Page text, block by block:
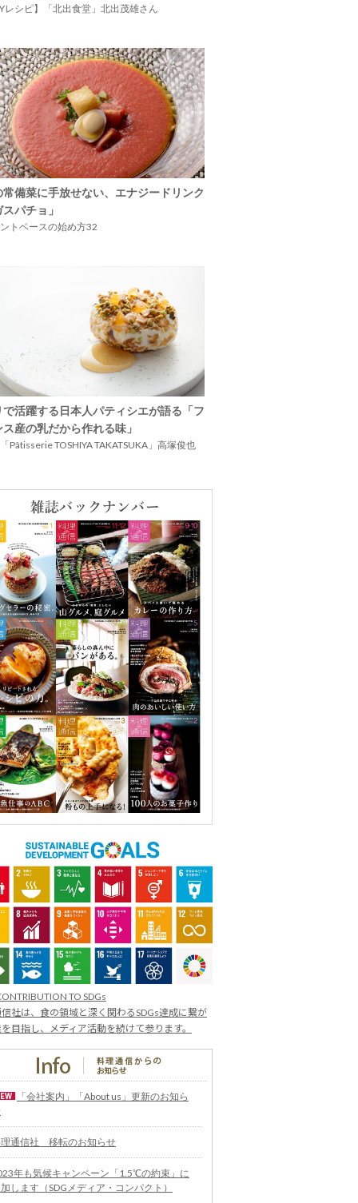
レシピ】「北出食堂」北出茂雄さん
常備菜に手放せない、エナジードリンク
パチョ」
トベースの始め方32
で活躍する日本人パティシエが語る「フ
産の乳だから作れる味」
Pâtisserie TOSHIYA TAKATSUKA」高塚俊也
TO SDGs
社は、食の領域と深く関わるSDGs達成に繋が
目指し、メディア活動を続けて参ります。
「会社案内」「About us」更新のお知ら
通信社 移転のお知らせ
年も気候キャンペーン「1.5℃の約束」に
します（SDGメディア・コンパクト）